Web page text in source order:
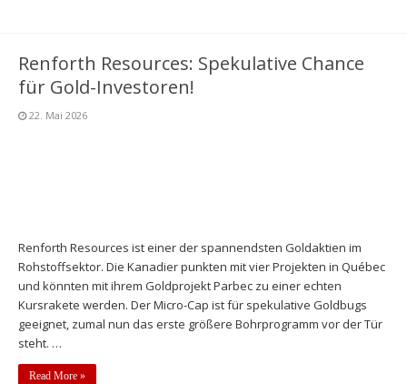
Renforth Resources: Spekulative Chance
für Gold-Investoren!
22. Mai 2026
Renforth Resources ist einer der spannendsten Goldaktien im
Rohstoffsektor. Die Kanadier punkten mit vier Projekten in Québec
und könnten mit ihrem Goldprojekt Parbec zu einer echten
Kursrakete werden. Der Micro-Cap ist für spekulative Goldbugs
geeignet, zumal nun das erste größere Bohrprogramm vor der Tür
steht. …
Read More »